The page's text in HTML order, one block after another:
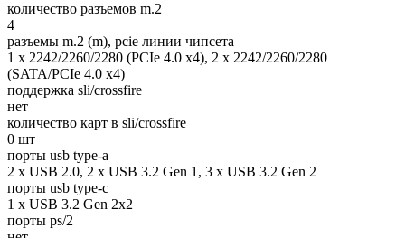
количество разъемов m.2
4
разъемы m.2 (m), pcie линии чипсета
1 x 2242/2260/2280 (PCIe 4.0 x4), 2 x 2242/2260/2280
(SATA/PCIe 4.0 x4)
поддержка sli/crossfire
нет
количество карт в sli/crossfire
0 шт
порты usb type-a
2 x USB 2.0, 2 x USB 3.2 Gen 1, 3 x USB 3.2 Gen 2
порты usb type-c
1 x USB 3.2 Gen 2x2
порты ps/2